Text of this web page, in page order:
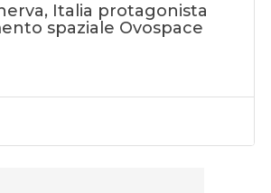
Italia protagonista
spaziale Ovospace